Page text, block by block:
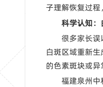
子理解恢复过程
科学认知
很多家长
白斑区域重新
的色素斑块或异
福建泉州